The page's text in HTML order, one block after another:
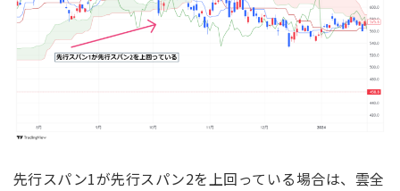
先行スパン1が先行スパン2を上回っている場合は、雲全